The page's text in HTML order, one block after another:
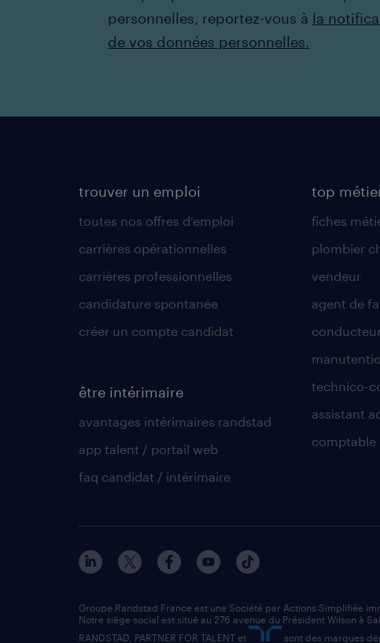
personnelles, reportez-vous à la
de vos données personnelles.
trouver un emploi
toutes nos offres d'emploi
carrières opérationnelles
carrières professionnelles
candidature spontanée
créer un compte candidat
être intérimaire
avantages intérimaires randstad
app talent / portail web
faq candidat / intérimaire
top
fiches
plombier
vendeur
agent de
technico-
assistant
comptable
Groupe Randstad France est une Société par Actions Simplifiée
Notre siège social est situé au 276 avenue du Président Wilson à
RANDSTAD, PARTNER FOR TALENT et
sont des marques